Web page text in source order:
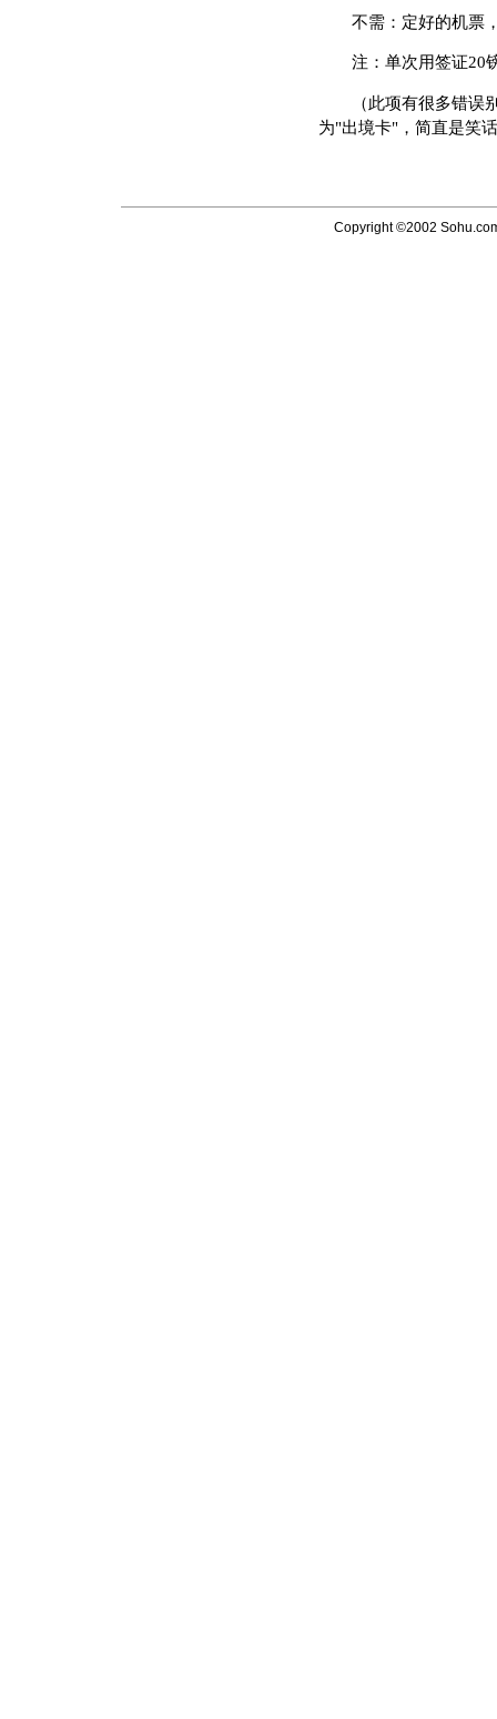
不需：定好的机票，
注：单次用签证20镑
（此项有很多错误别
为"出境卡"，简直是笑
Copyright ©2002